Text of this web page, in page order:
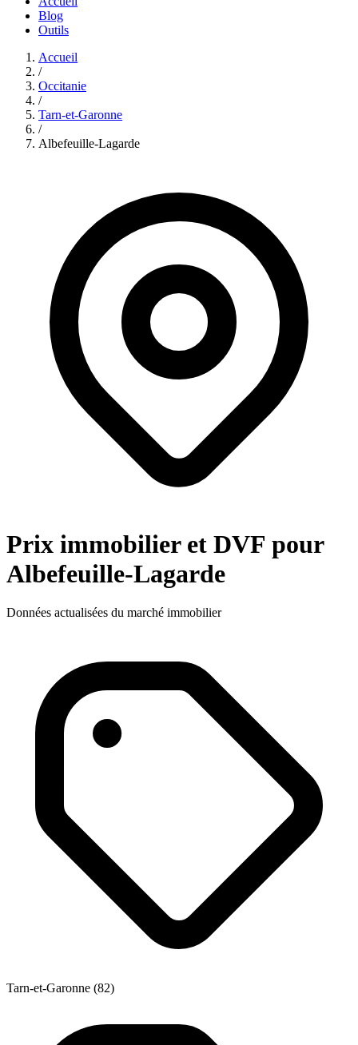
Blog
Outils
Accueil
/
Occitanie
/
Tarn-et-Garonne
/
Albefeuille-Lagarde
Prix immobilier et DVF pour
Albefeuille-Lagarde
Données actualisées du marché immobilier
Tarn-et-Garonne (82)